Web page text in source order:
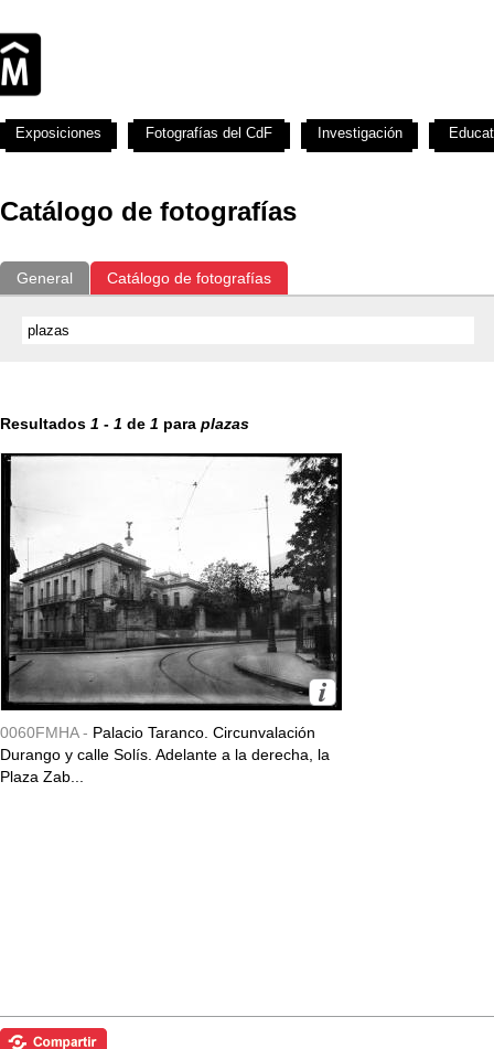
Catálogo de fotografías
General Catálogo de fotografías
Resultados 1 - 1 de 1 para plazas
0060FMHA - Palacio Taranco. Circunvalación
Durango y calle Solís. Adelante a la derecha, la
Plaza Zab...
Exposiciones Fotografías del CdF Investigación